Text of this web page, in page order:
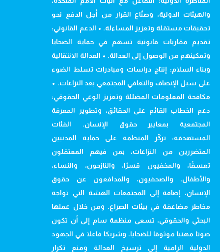
والهيئات الدولية، وصنّاع القرار من أجل الدفع نحو
تحقيقات مستقلة وتعزيز المساءلة. • الدعم القانوني:
تقديم مقاربات قانونية تسهم في حماية الضحايا
وتمكينهم من الوصول إلى العدالة. • العدالة الانتقالية
وبناء السلام: إنتاج دراسات ومبادرات تسلط الضوء
على سبل الإنصاف والتعافي المجتمعي بعد النزاعات. •
مكافحة المعلومات المضللة وتعزيز الوعي الحقوقي:
دعم الخطاب القائم على الحقائق، وتطوير المعرفة
المجتمعية بمعايير حقوق الإنسان. الفئات
المستهدفة: تركّز المنظمة على حماية المدنيين
المتضررين من النزاعات، بمن فيهم المعتقلون
تعسفًا، والمخفيون قسرًا، والنازحون، والنساء،
والأطفال، والصحفيون، والمدافعون عن حقوق
الإنسان، إضافة إلى المجتمعات الهشة التي تواجه
مخاطر مضاعفة في بيئات الصراع. ومن خلال عملها
البحثي والحقوقي، تسعى منظمة سام إلى أن تكون
صوتا مهنيا موثوقا للضحايا، وشريكا فاعلا في الجهود
الدولية الرامية إلى ترسيخ العدالة ومنع تكرار